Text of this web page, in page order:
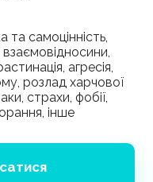
агресія,
розлад харчової
страхи, фобії,
інше